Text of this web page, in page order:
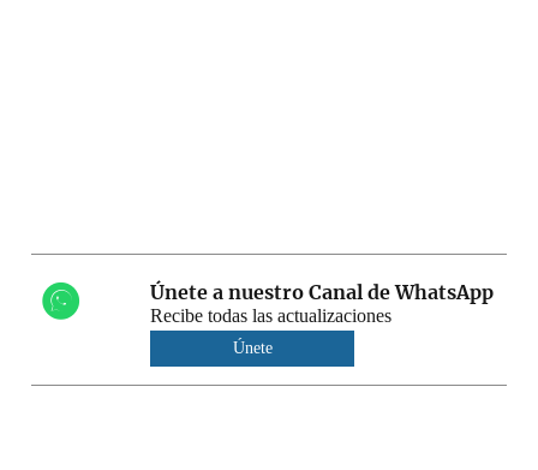
Únete a nuestro Canal de WhatsApp
Recibe todas las actualizaciones
Únete